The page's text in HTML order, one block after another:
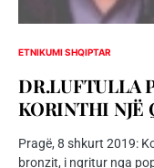
ETNIKUMI SHQIPTAR
DR.LUFTULLA
KORINTHI NJË
Pragë, 8 shkurt 2019:
bronzit, i ngritur nga